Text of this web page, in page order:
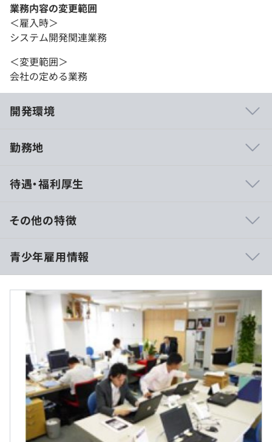
業務内容の変更範囲
＜雇入時＞
システム開発関連業務
＜変更範囲＞
会社の定める業務
開発環境
・外部研修
勤務地
社内もしくはお客様先での勤務となります。常駐先は首都
圏内（埼玉県、千葉県、東京都、神奈川県）となります。
待遇・福利厚生
月給制
■賃金の決定方法
当社規定により決定いたします
■月給：20万円
・基本給：職能給15万円、職務給5万円
・その他定額手当：住宅手当（社内審査有）
想定年収 は年収提示額を保証するものではありません）
その他の特徴
青少年雇用情報
過去３年間の新卒採用者数の男女別人数
前年度 男性0人 女性0人
2年度前 男性2人 女性0人
3年度前 男性3人 女性2人
研修の有無及び内容